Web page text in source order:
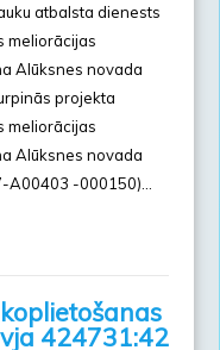
atbalsta dienests
meliorācijas
Alūksnes novada
projekta
meliorācijas
Alūksnes novada
A00403 -000150)…
424731:42